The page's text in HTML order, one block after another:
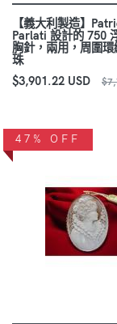
【義大利製造】
Parlati 設計的 750
胸針，兩用，周圍環
珠
$3,901.22 USD
47% OFF